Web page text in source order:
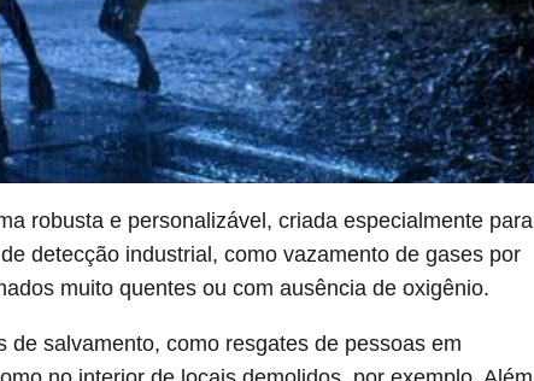
robusta e personalizável, criada especialmente para
detecção industrial, como vazamento de gases por
muito quentes ou com ausência de oxigênio.
salvamento, como resgates de pessoas em